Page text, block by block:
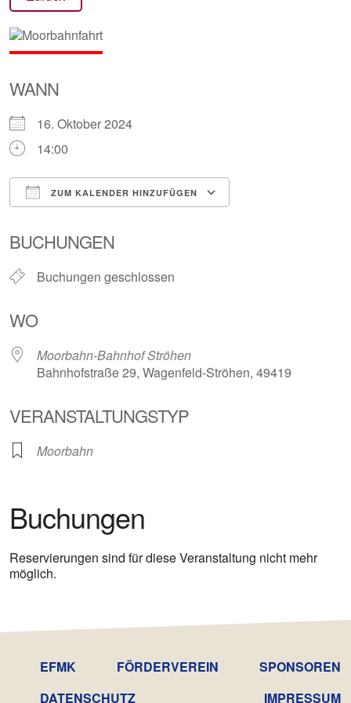
WANN
16. Oktober 2024
14:00
ZUM KALENDER HINZUFÜGEN
BUCHUNGEN
Buchungen geschlossen
WO
Moorbahn-Bahnhof Ströhen
Bahnhofstraße 29, Wagenfeld-Ströhen, 49419
VERANSTALTUNGSTYP
Moorbahn
Buchungen
Reservierungen sind für diese Veranstaltung nicht mehr
möglich.
EFMK FÖRDERVEREIN
SPONSOREN
DATENSCHUTZ­
IMPRESSUM